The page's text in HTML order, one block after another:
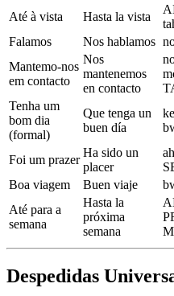
Até à vista Hasta la vista
Falamos
Nos hablamos
Mantemo-nos
em contacto
Nos
mantenemos
en contacto
Tenha um
bom dia
(formal)
Que tenga un
buen día
Foi um prazer
Ha sido un
placer
Boa viagem
Buen viaje
Até para a
semana
Hasta la
próxima
semana
Despedidas